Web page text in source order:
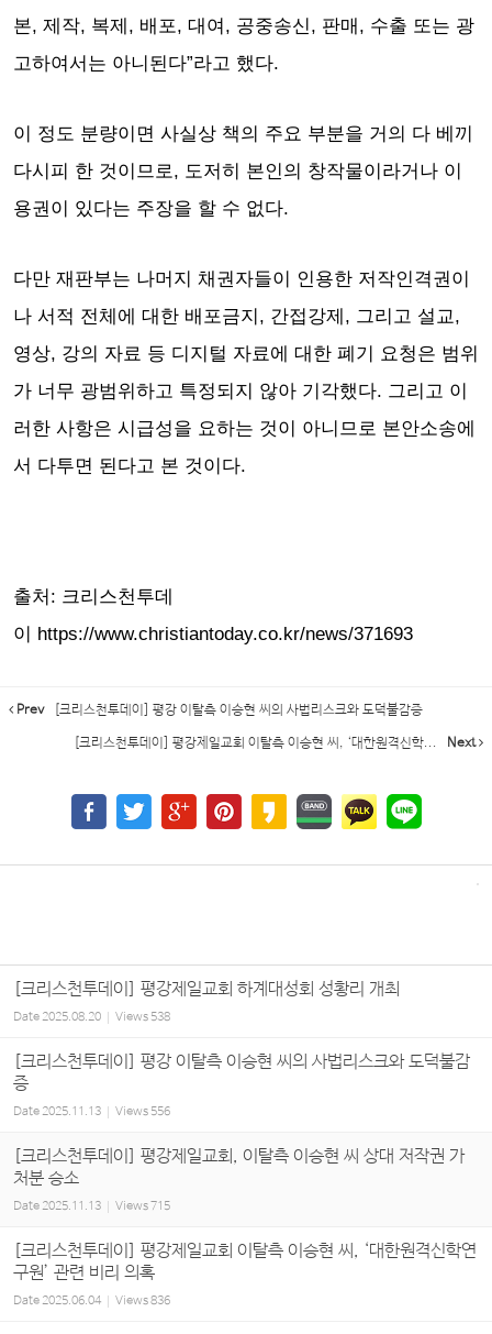
본, 제작, 복제, 배포, 대여, 공중송신, 판매, 수출 또는 광
고하여서는 아니된다”라고 했다.
이 정도 분량이면 사실상 책의 주요 부분을 거의 다 베끼
다시피 한 것이므로, 도저히 본인의 창작물이라거나 이
용권이 있다는 주장을 할 수 없다.
다만 재판부는 나머지 채권자들이 인용한 저작인격권이
나 서적 전체에 대한 배포금지, 간접강제, 그리고 설교,
영상, 강의 자료 등 디지털 자료에 대한 폐기 요청은 범위
가 너무 광범위하고 특정되지 않아 기각했다. 그리고 이
러한 사항은 시급성을 요하는 것이 아니므로 본안소송에
서 다투면 된다고 본 것이다.
출처: 크리스천투데
이 https://www.christiantoday.co.kr/news/371693
Prev [크리스천투데이] 평강 이탈측 이승현 씨의 사법리스크와 도덕불감증
[크리스천투데이] 평강제일교회 이탈측 이승현 씨, ‘대한원격신학... Next
[크리스천투데이] 평강제일교회 하계대성회 성황리 개최
Date2025.08.20 Views 538
[크리스천투데이] 평강 이탈측 이승현 씨의 사법리스크와 도덕불감
증
Date2025.11.13 Views 556
[크리스천투데이] 평강제일교회, 이탈측 이승현 씨 상대 저작권 가
처분 승소
Date 2025.11.13 Views715
[크리스천투데이] 평강제일교회 이탈측 이승현 씨, ‘대한원격신학연
구원’ 관련 비리 의혹
Date2025.06.04 Views836